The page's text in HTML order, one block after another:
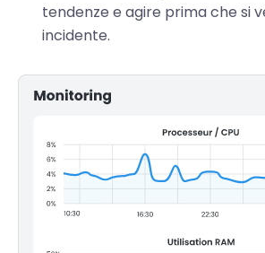
tendenze e agire prima che si
incidente.